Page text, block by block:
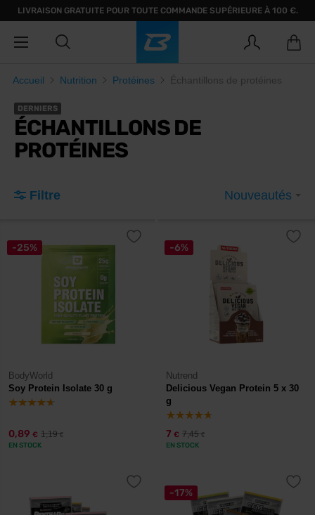
LIVRAISON GRATUITE POUR TOUTE COMMANDE SUPÉRIEURE À 100 €.
Accueil Nutrition Protéines Échantillons de protéines
DERNIERS
ÉCHANTILLONS DE
PROTÉINES
Filtre Nouveautés
-25%
BodyWorld
Soy Protein Isolate 30 g
0,89 € 1,19€
EN STOCK
-6%
Nutrend
Delicious Vegan Protein 5 x 30
g
7 € 7,45€
EN STOCK
-17%